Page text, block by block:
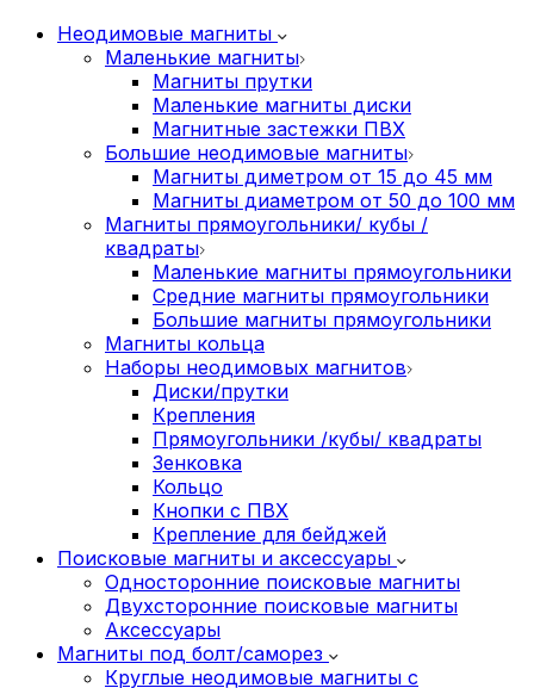
Неодимовые магниты
Маленькие магниты
Магниты прутки
Маленькие магниты диски
Магнитные застежки ПВХ
Большие неодимовые магниты
Магниты диметром от 15 до 45 мм
Магниты диаметром от 50 до 100 мм
Магниты прямоугольники/ кубы /
квадраты
Маленькие магниты прямоугольники
Средние магниты прямоугольники
Большие магниты прямоугольники
Магниты кольца
Наборы неодимовых магнитов
Диски/прутки
Крепления
Прямоугольники /кубы/ квадраты
Зенковка
Кольцо
Кнопки с ПВХ
Крепление для бейджей
Поисковые магниты и аксессуары
Односторонние поисковые магниты
Двухсторонние поисковые магниты
Аксессуары
Магниты под болт/саморез
Круглые неодимовые магниты с